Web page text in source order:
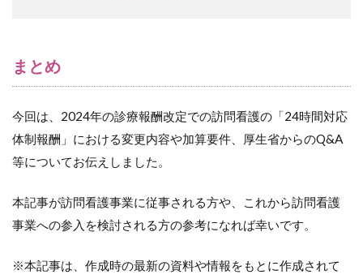
まとめ
今回は、2024年の診療報酬改定での訪問看護の「24時間対応
体制報酬」における変更内容や加算要件、厚生省からのQ&A
等についてお伝えしました。
本記事が訪問看護事業に従事される方や、これから訪問看護
事業への参入を検討される方の参考になれば幸いです。
※本記事は、作成時の最新の資料や情報をもとに作成されて